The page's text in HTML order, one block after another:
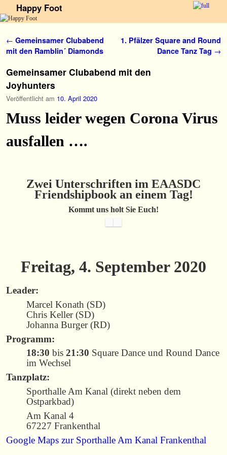
Happy Foot
Artikelnavigation
← Gemeinsamer Clubabend
mit den Ramblin´ Diamonds
1. Pfälzer Square and Round
Dance Tanz Tag →
Gemeinsamer Clubabend mit den
Joyhunters
Veröffentlicht am 10. April 2020
Muss leider wegen Corona Virus
ausfallen ….
Zwei Unterschriften im EAASDC
Friendshipbook an einem Tag!
Kommt uns holt Sie Euch!
Freitag, 4. September 2020
Leader:
Marcel Konath (SD)
Chris Keller (SD)
Johanna Burger (RD)
Programm:
18:30 bis 21:30 Square Dance und Round Dance
im Wechsel
Tanzplatz:
Sporthalle Am Kanal (direkt neben dem
Ostparkbad)
Am Kanal 4
67227 Frankenthal
Google Maps zur Sporthalle Am Kanal Frankenthal